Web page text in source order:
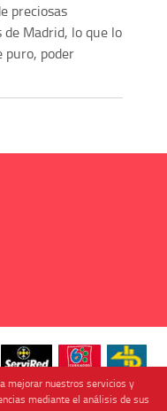
preciosas
Madrid, lo que lo
puro, poder
mejorar nuestros servicios y
mediante el análisis de sus